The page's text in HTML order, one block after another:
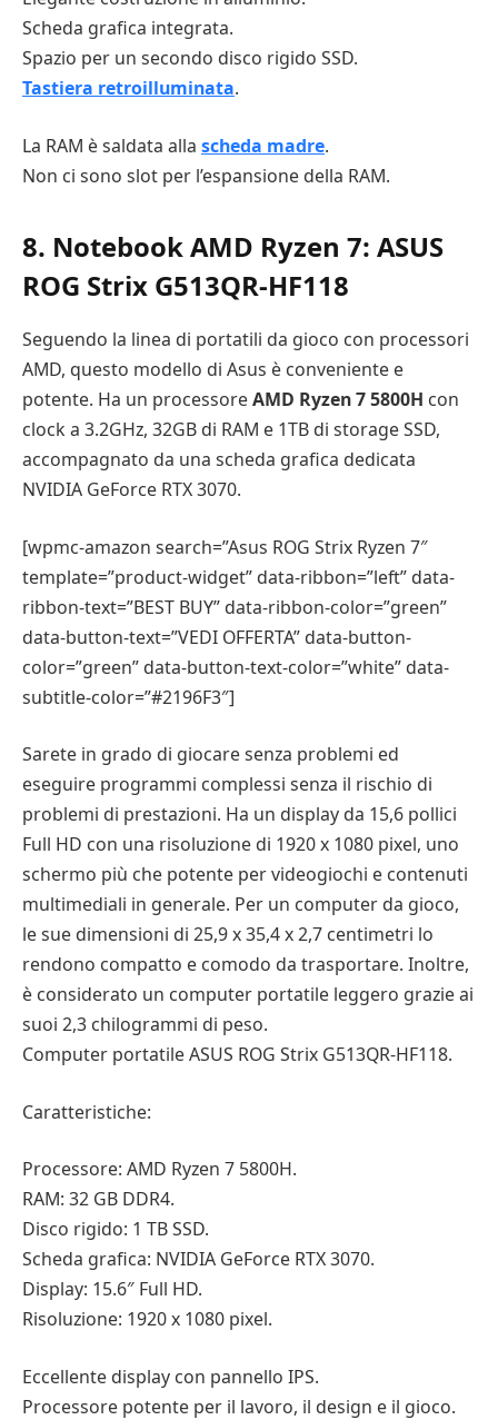
Scheda grafica integrata.
Spazio per un secondo disco rigido SSD.
Tastiera retroilluminata.
La RAM è saldata alla scheda madre.
Non ci sono slot per l’espansione della RAM.
8. Notebook AMD Ryzen 7: ASUS
ROG Strix G513QR-HF118
Seguendo la linea di portatili da gioco con processori
AMD, questo modello di Asus è conveniente e
potente. Ha un processoreAMD Ryzen 7 5800H con
clock a 3.2GHz, 32GB di RAM e 1TB di storage SSD,
accompagnato da una scheda grafica dedicata
NVIDIA GeForce RTX 3070.
[wpmc-amazon search=”Asus ROG Strix Ryzen 7″
template=”product-widget” data-ribbon=”left” data-
ribbon-text=”BEST BUY” data-ribbon-color=”green”
data-button-text=”VEDI OFFERTA” data-button-
color=”green” data-button-text-color=”white” data-
subtitle-color=”#2196F3″]
Sarete in grado di giocare senza problemi ed
eseguire programmi complessi senza il rischio di
problemi di prestazioni. Ha un display da 15,6 pollici
Full HD con una risoluzione di 1920 x 1080 pixel, uno
schermo più che potente per videogiochi e contenuti
multimediali in generale. Per un computer da gioco,
le sue dimensioni di 25,9 x 35,4 x 2,7 centimetri lo
rendono compatto e comodo da trasportare. Inoltre,
è considerato un computer portatile leggero grazie ai
suoi 2,3 chilogrammi di peso.
Computer portatile ASUS ROG Strix G513QR-HF118.
Caratteristiche:
Processore: AMD Ryzen 7 5800H.
RAM: 32 GB DDR4.
Disco rigido: 1 TB SSD.
Scheda grafica: NVIDIA GeForce RTX 3070.
Display: 15.6″ Full HD.
Risoluzione: 1920 x 1080 pixel.
Eccellente display con pannello IPS.
Processore potente per il lavoro, il design e il gioco.